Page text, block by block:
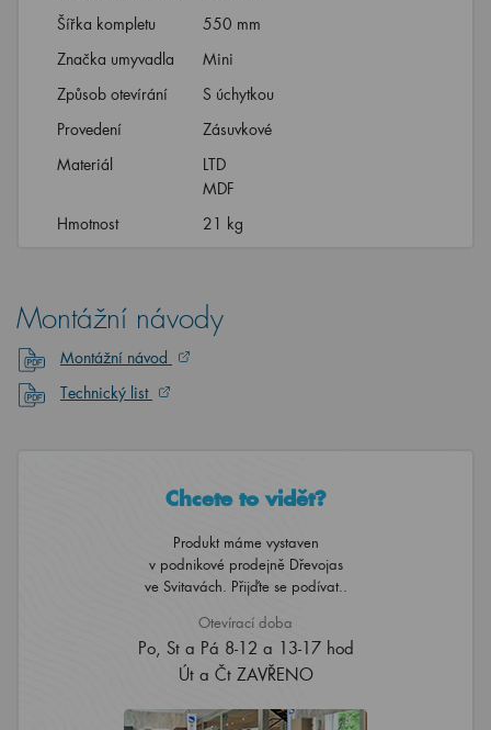
Šířka kompletu
550 mm
Značka umyvadla
Mini
Způsob otevírání
S úchytkou
Provedení
Zásuvkové
Materiál
LTD
MDF
Hmotnost
21 kg
Montážní návody
Montážní návod
Technický list
Chcete to vidět?
Produkt máme vystaven
v podnikové prodejně Dřevojas
ve Svitavách. Přijďte se podívat..
Otevírací doba
Po, St a Pá 8-12 a 13-17 hod
Út a Čt ZAVŘENO